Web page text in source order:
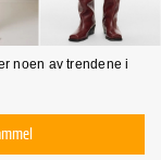
noen av trendene i